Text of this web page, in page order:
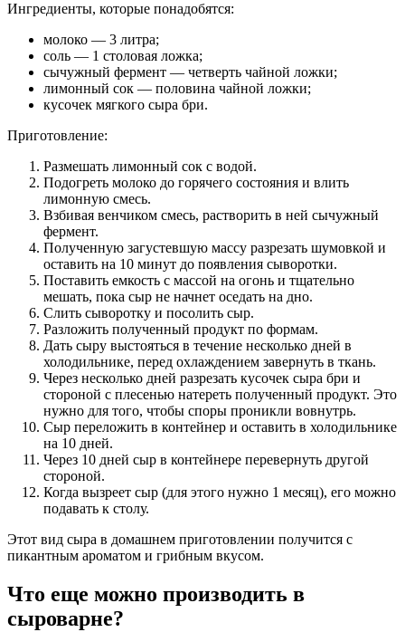
Ингредиенты, которые понадобятся:
молоко — 3 литра;
соль — 1 столовая ложка;
сычужный фермент — четверть чайной ложки;
лимонный сок — половина чайной ложки;
кусочек мягкого сыра бри.
Приготовление:
Размешать лимонный сок с водой.
Подогреть молоко до горячего состояния и влить
лимонную смесь.
Взбивая венчиком смесь, растворить в ней сычужный
фермент.
Полученную загустевшую массу разрезать шумовкой и
оставить на 10 минут до появления сыворотки.
Поставить емкость с массой на огонь и тщательно
мешать, пока сыр не начнет оседать на дно.
Слить сыворотку и посолить сыр.
Разложить полученный продукт по формам.
Дать сыру выстояться в течение несколько дней в
холодильнике, перед охлаждением завернуть в ткань.
Через несколько дней разрезать кусочек сыра бри и
стороной с плесенью натереть полученный продукт. Это
нужно для того, чтобы споры проникли вовнутрь.
Сыр переложить в контейнер и оставить в холодильнике
на 10 дней.
Через 10 дней сыр в контейнере перевернуть другой
стороной.
Когда вызреет сыр (для этого нужно 1 месяц), его можно
подавать к столу.
Этот вид сыра в домашнем приготовлении получится с
пикантным ароматом и грибным вкусом.
Что еще можно производить в
сыроварне?